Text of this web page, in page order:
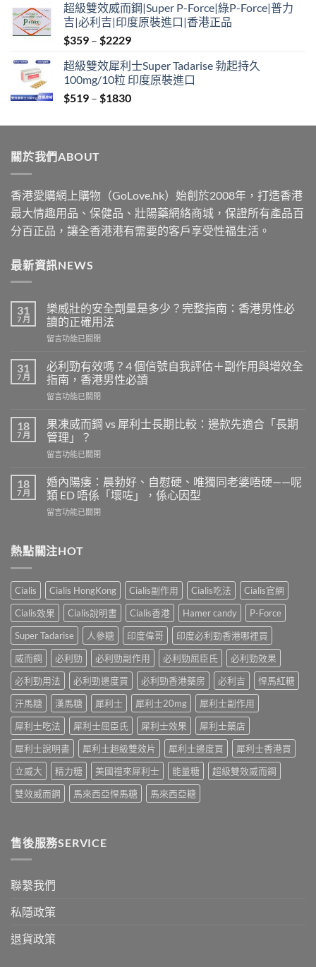
$379
through
$2229
超級雙效威而鋼|Super P-Force|綠P-Force|普力
吉|必利吉|印度原裝進口|香港正品
$359 – $2229Price
$359
through
$2229
超級雙效犀利士Super Tadarise 勃起持久
100mg/10粒 印度原裝進口
$519 – $1830Price
$519
關於我們ABOUT
香港愛購網上購物（GoLove.hk）始創於2008年，打造香港
最大情趣用品、保健品、壯陽藥網絡商城，保證所有產品百
分百正品，讓全香港港有需要的客戶享受性福生活。
最新資訊NEWS
31
7 月
樂威壯的安全劑量是多少？完整指南：香港男性必
讀的正確用法
在
威
壯
的
安
劑
量
是
多
完
整
南：
男
讀
的
正
確
用
法〉
留言功能已關閉
31
7 月
必利勁有效嗎？4 個信號自我評估＋副作用與增效全
指南，香港男性必讀
在
利
勁
有
效
4
個
信
號
評
副
作
用
與
增
效
指
南，
香
男
性
必
讀〉
留言功能已關閉
18
7 月
果凍威而鋼 vs 犀利士長期比較：邊款先適合「長期
管理」？
在
凍
威
而
鋼
利
期
比
較：
邊
款
先
合
「長
期
理」？〉
中
留言功能已關閉
18
7 月
婚內陽痿：晨勃好、自慰硬、唯獨同老婆唔硬——呢
類 ED 唔係「壞咗」，係心因型
在
陽
痿：
勃
好、
自
慰
硬、
唯
同
老
婆
硬
——
呢
類
ED
係
「壞
心
因
留言功能已關閉
熱點關注HOT
Cialis Cialis HongKong Cialis副作用 Cialis吃法
Cialis官網
Cialis效果
Cialis說明書 Cialis香港 Hamer candy
P-Force
Super Tadarise
人參糖 印度偉哥
印度必利勁香港哪裡買
威而鋼
必利勁 必利勁副作用 必利勁屈臣氏
必利勁效果
必利勁用法
必利勁邊度買 必利勁香港藥房 必利吉
悍馬紅糖
汗馬糖
漢馬糖 犀利士 犀利士20mg
犀利士副作用
犀利士吃法
犀利士屈臣氏 犀利士效果
犀利士藥店
犀利士說明書
犀利士超級雙效片 犀利士邊度買
犀利士香港買
立威大
精力糖 美國禮來犀利士 能量糖
超級雙效威而鋼
雙效威而鋼
馬來西亞悍馬糖 馬來西亞糖
售後服務SERVICE
聯繫我們
私隱政策
退貨政策